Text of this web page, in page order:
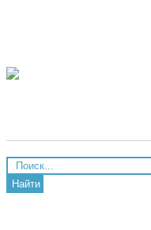
Найти